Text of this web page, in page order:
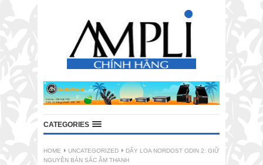
CATEGORIES
HOME UNCATEGORIZED
DÂY LOA NORDOST ODIN 2: GIỮ
NGUYÊN BẢN SẮC ÂM THANH